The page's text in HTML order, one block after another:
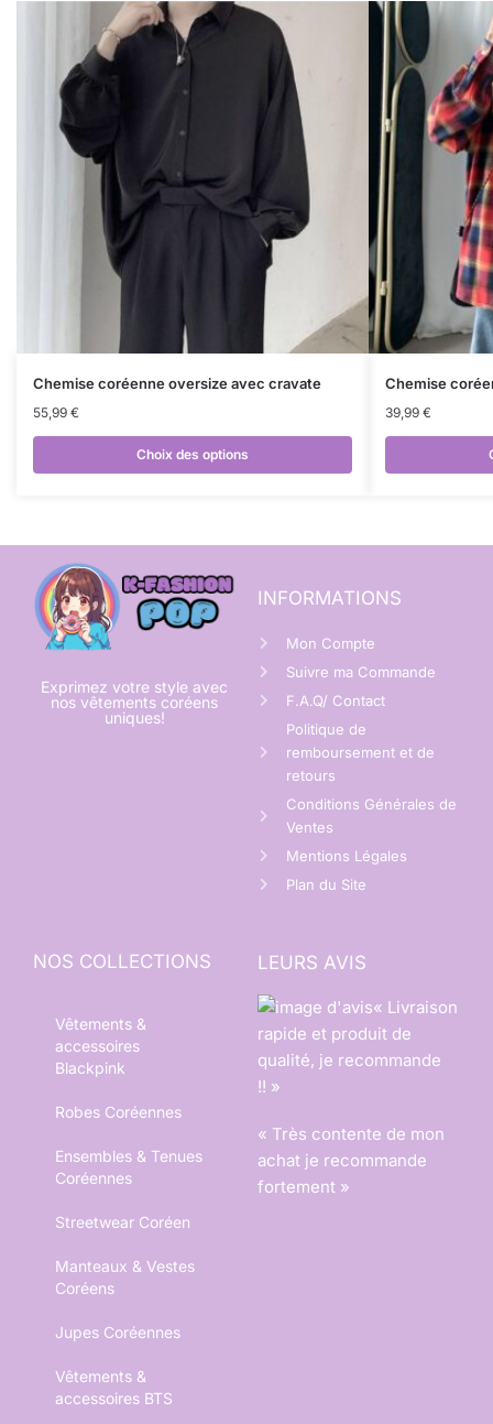
Chemise coréenne oversize avec cravate
55,99 €
Choix des options
Chemise
39,99 €
Exprimez votre style avec
nos vêtements coréens
uniques!
INFORMATIONS
Mon Compte
Suivre ma Commande
F.A.Q/ Contact
Politique de
remboursement et de
retours
Conditions Générales de
Ventes
Mentions Légales
Plan du Site
NOS COLLECTIONS
Vêtements &
accessoires
Blackpink
Robes Coréennes
Ensembles & Tenues
Coréennes
Streetwear Coréen
Manteaux & Vestes
Coréens
Jupes Coréennes
Vêtements &
accessoires BTS
LEURS AVIS
« Livraison
rapide et produit de
qualité, je recommande
!! »
« Très contente de mon
achat je recommande
fortement »